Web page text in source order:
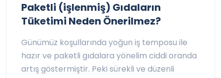
Paketli (işlenmiş) Gıdaların
Tüketimi Neden Önerilmez?
Günümüz koşullarında yoğun iş temposu ile
hazır ve paketli gıdalara yönelim ciddi oranda
artış göstermiştir. Peki sürekli ve düzenli